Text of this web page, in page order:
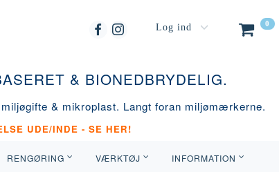
0
Log ind
& BIONEDBRYDELIG.
& mikroplast. Langt foran miljømærkerne.
UDE/INDE - SE HER!
RENGØRING VÆRKTØJ INFORMATION